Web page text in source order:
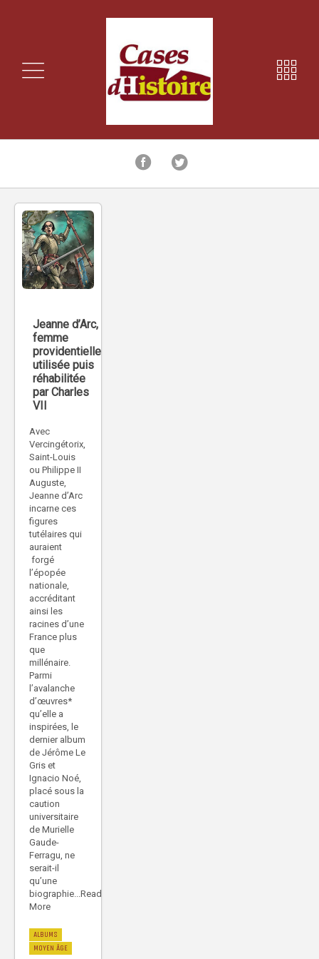
Jeanne d’Arc,
femme
providentielle
utilisée puis
réhabilitée
par Charles
VII
Avec
Vercingétorix,
Saint-Louis
ou Philippe II
Auguste,
Jeanne d’Arc
incarne ces
figures
tutélaires qui
auraient
forgé
l’épopée
nationale,
accréditant
ainsi les
racines d’une
France plus
que
millénaire.
Parmi
l’avalanche
d’œuvres*
qu’elle a
inspirées, le
dernier album
de Jérôme Le
Gris et
Ignacio Noé,
placé sous la
caution
universitaire
de Murielle
Gaude-
Ferragu, ne
serait-il
qu’une
biographie...Read
More
ALBUMS
MOYEN ÂGE